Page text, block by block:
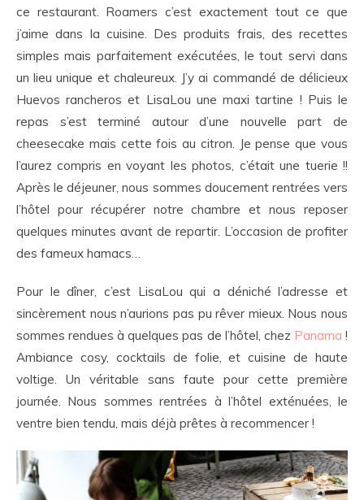
ce restaurant. Roamers c’est exactement tout ce que
j’aime dans la cuisine. Des produits frais, des recettes
simples mais parfaitement exécutées, le tout servi dans
un lieu unique et chaleureux. J’y ai commandé de délicieux
Huevos rancheros et LisaLou une maxi tartine ! Puis le
repas s’est terminé autour d’une nouvelle part de
cheesecake mais cette fois au citron. Je pense que vous
l’aurez compris en voyant les photos, c’était une tuerie !!
Après le déjeuner, nous sommes doucement rentrées vers
l’hôtel pour récupérer notre chambre et nous reposer
quelques minutes avant de repartir. L’occasion de profiter
des fameux hamacs…
Pour le dîner, c’est LisaLou qui a déniché l’adresse et
sincèrement nous n’aurions pas pu rêver mieux. Nous nous
sommes rendues à quelques pas de l’hôtel, chez Panama !
Ambiance cosy, cocktails de folie, et cuisine de haute
voltige. Un véritable sans faute pour cette première
journée. Nous sommes rentrées à l’hôtel exténuées, le
ventre bien tendu, mais déjà prêtes à recommencer !